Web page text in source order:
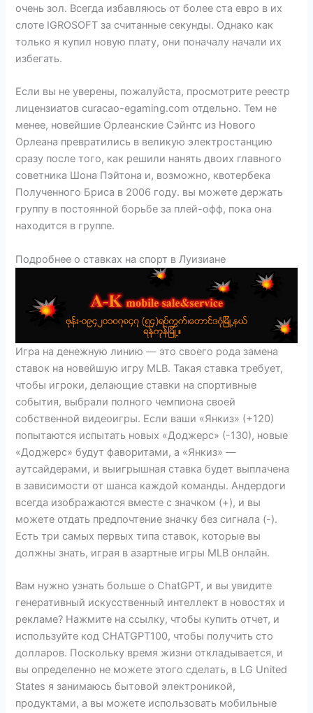
очень зол. Всегда избавляюсь от более ста евро в их
слоте IGROSOFT за считанные секунды. Однако как
только я купил новую плату, они поначалу начали их
избегать.
Если вы не уверены, пожалуйста, просмотрите реестр
лицензиатов curacao-egaming.com отдельно. Тем не
менее, новейшие Орлеанские Сэйнтс из Нового
Орлеана превратились в великую электростанцию ​​
сразу после того, как решили нанять двоих главного
советника Шона Пэйтона и, возможно, квотербека
Полученного Бриса в 2006 году. вы можете держать
группу в постоянной борьбе за плей-офф, пока она
находится в группе.
Подробнее о ставках на спорт в Луизиане
Игра на денежную линию — это своего рода замена
ставок на новейшую игру MLB. Такая ставка требует,
чтобы игроки, делающие ставки на спортивные
события, выбрали полного чемпиона своей
собственной видеоигры. Если ваши «Янкиз» (+120)
попытаются испытать новых «Доджерс» (-130), новые
«Доджерс» будут фаворитами, а «Янкиз» —
аутсайдерами, и выигрышная ставка будет выплачена
в зависимости от шанса каждой команды. Андердоги
всегда изображаются вместе с значком (+), и вы
можете отдать предпочтение значку без сигнала (-).
Есть три самых первых типа ставок, которые вы
должны знать, играя в азартные игры MLB онлайн.
Вам нужно узнать больше о ChatGPT, и вы увидите
генеративный искусственный интеллект в новостях и
рекламе? Нажмите на ссылку, чтобы купить отчет, и
используйте код CHATGPT100, чтобы получить сто
долларов. Поскольку время жизни откладывается, и
вы определенно не можете этого сделать, в LG United
States я занимаюсь бытовой электроникой,
продуктами, а вы можете использовать мобильные